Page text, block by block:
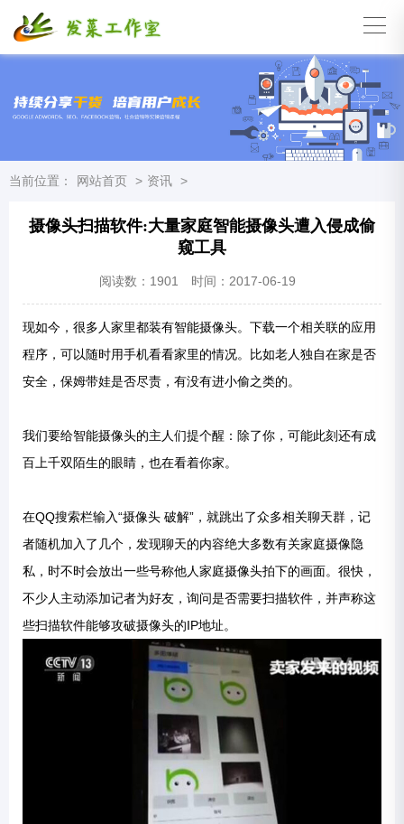
当前位置： 网站首页 > 资讯 >
摄像头扫描软件:大量家庭智能摄像头遭入侵成偷
窥工具
阅读数： 1901 时间：2017-06-19
现如今，很多人家里都装有智能摄像头。下载一个相关联的应用
程序，可以随时用手机看看家里的情况。比如老人独自在家是否
安全，保姆带娃是否尽责，有没有进小偷之类的。
我们要给智能摄像头的主人们提个醒：除了你，可能此刻还有成
百上千双陌生的眼睛，也在看着你家。
在QQ搜索栏输入“摄像头 破解”，就跳出了众多相关聊天群，记
者随机加入了几个，发现聊天的内容绝大多数有关家庭摄像隐
私，时不时会放出一些号称他人家庭摄像头拍下的画面。很快，
不少人主动添加记者为好友，询问是否需要扫描软件，并声称这
些扫描软件能够攻破摄像头的IP地址。